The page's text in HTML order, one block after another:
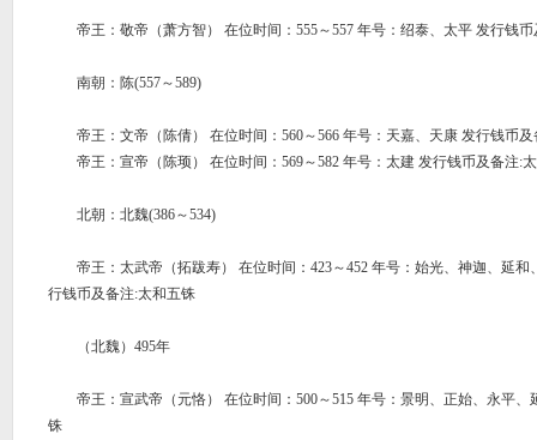
帝王：敬帝（萧方智） 在位时间：555～557 年号：绍泰、太平 发行钱币
南朝：陈(557～589)
帝王：文帝（陈倩） 在位时间：560～566 年号：天嘉、天康 发行钱币及
帝王：宣帝（陈顼） 在位时间：569～582 年号：太建 发行钱币及备注:
北朝：北魏(386～534)
帝王：太武帝（拓跋寿） 在位时间：423～452 年号：始光、神迦、延和
行钱币及备注:太和五铢
（北魏）495年
帝王：宣武帝（元恪） 在位时间：500～515 年号：景明、正始、永平、
铢